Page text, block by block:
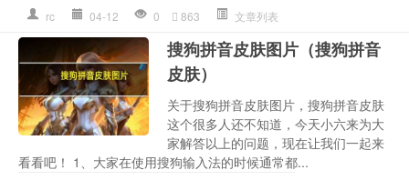
rc 04-12 0 863 文章列表
搜狗拼音皮肤图片（搜狗拼音
皮肤）
关于搜狗拼音皮肤图片，搜狗拼音皮肤
这个很多人还不知道，今天小六来为大
家解答以上的问题，现在让我们一起来
看看吧！ 1、大家在使用搜狗输入法的时候通常都...